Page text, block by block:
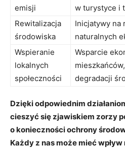
emisji
w turystyce i
Rewitalizacja
środowiska
Inicjatywy na
naturalnych
Wspieranie
lokalnych
społeczności
Wsparcie
degradacji
Dzięki odpowiednim
cieszyć się zjawiskiem zorzy
o konieczności ochrony
Każdy z nas może mieć